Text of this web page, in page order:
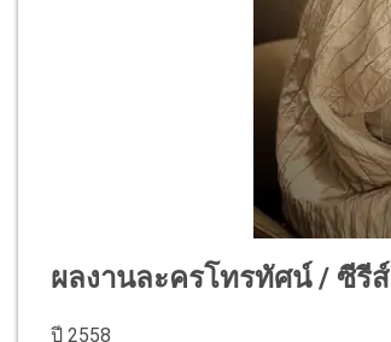
ผลงานละครโทรทัศน์ / ซีรีส์
ปี 2558